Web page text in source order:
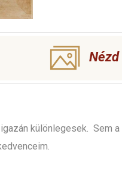
különlegesek. Sem